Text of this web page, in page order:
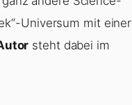
Universum mit einer
steht dabei im